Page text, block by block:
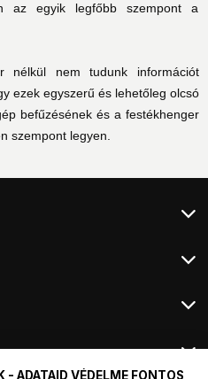
az egyik legfőbb szempont a
nélkül nem tudunk információt
ezek egyszerű és lehetőleg olcsó
befűzésének és a festékhenger
szempont legyen.
ADATAID VÉDELME FONTOS